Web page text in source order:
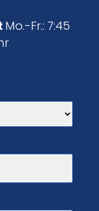
Mo.-Fr.: 7:45